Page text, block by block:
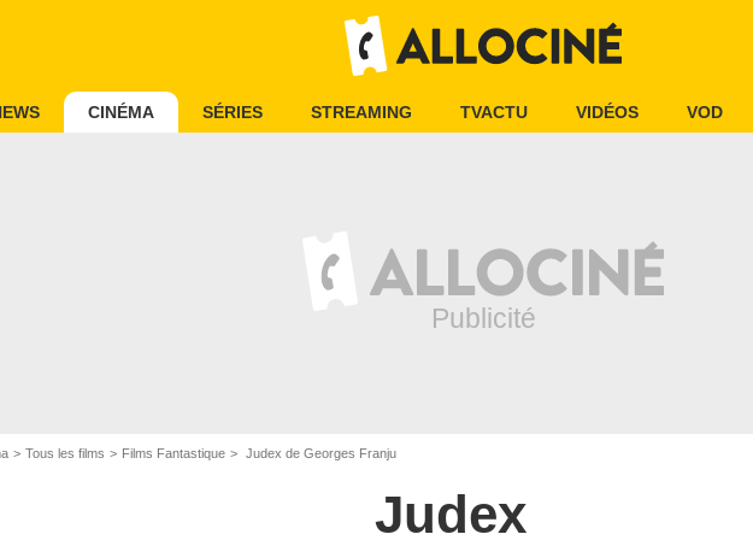
CINÉMA SÉRIES STREAMING TVACTU VIDÉOS VOD
Tous les films Films Fantastique Judex de Georges Franju
Judex